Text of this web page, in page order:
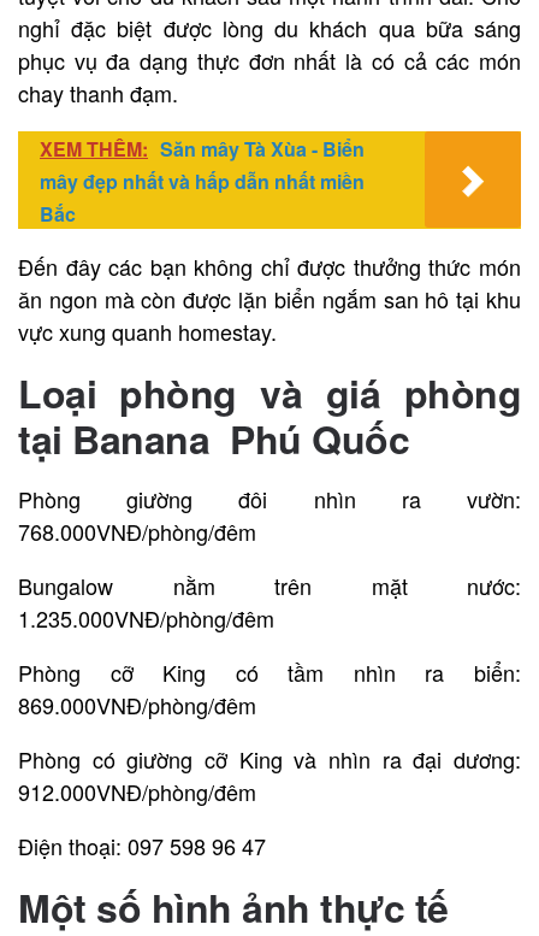
nghỉ đặc biệt được lòng du khách qua bữa sáng
phục vụ đa dạng thực đơn nhất là có cả các món
chay thanh đạm.
XEM THÊM: Săn mây Tà Xùa - Biển
mây đẹp nhất và hấp dẫn nhất miền
Bắc
Đến đây các bạn không chỉ được thưởng thức món
ăn ngon mà còn được lặn biển ngắm san hô tại khu
vực xung quanh homestay.
Loại phòng và giá phòng
tại Banana Phú Quốc
Phòng giường đôi nhìn ra vườn:
768.000VNĐ/phòng/đêm
Bungalow nằm trên mặt nước:
1.235.000VNĐ/phòng/đêm
Phòng cỡ King có tầm nhìn ra biển:
869.000VNĐ/phòng/đêm
Phòng có giường cỡ King và nhìn ra đại dương:
912.000VNĐ/phòng/đêm
Điện thoại: 097 598 96 47
Một số hình ảnh thực tế